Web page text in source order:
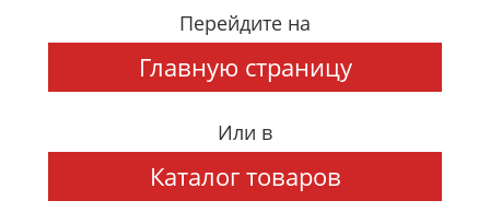
Перейдите на
Главную страницу
Или в
Каталог товаров